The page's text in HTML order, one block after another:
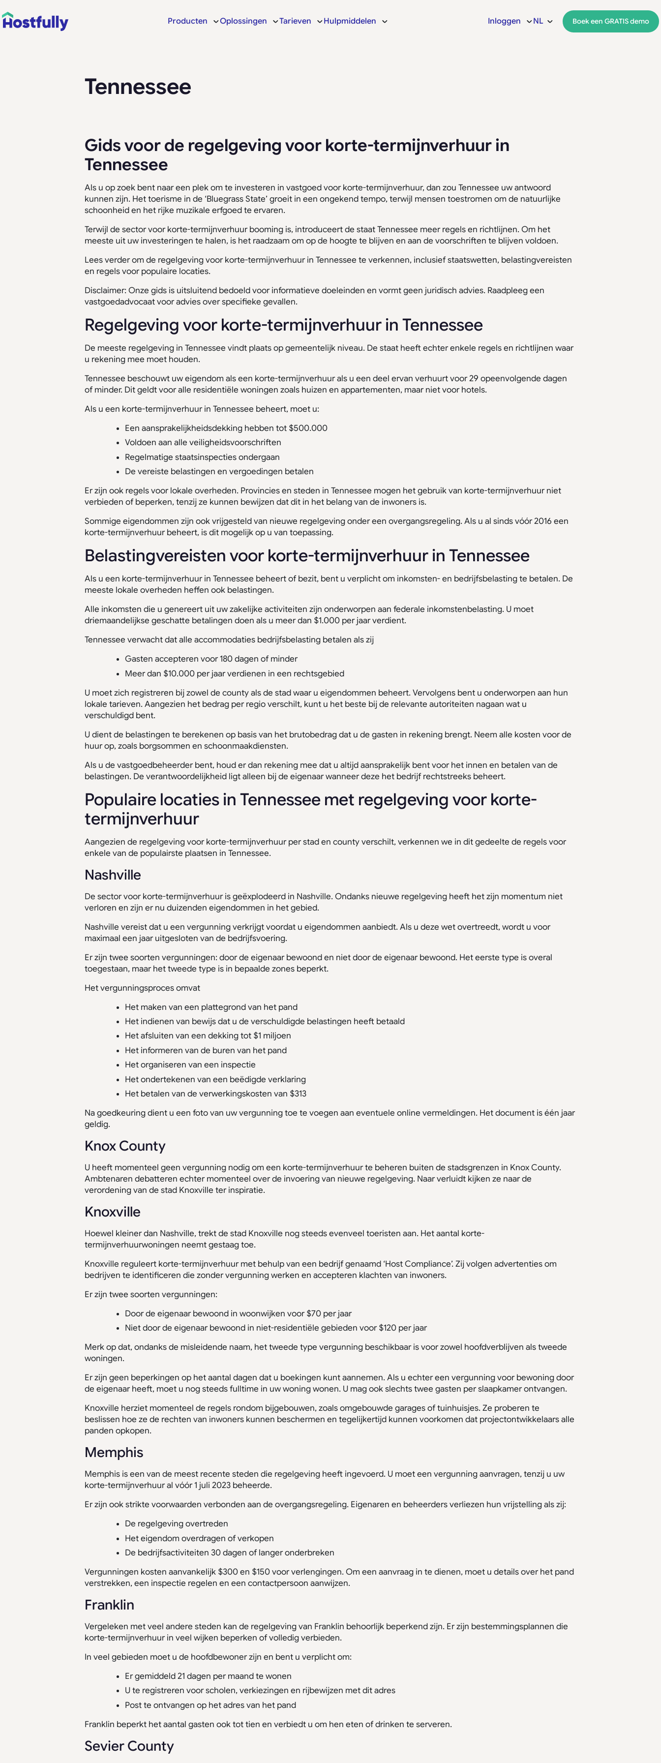
Producten Oplossingen Tarieven Hulpmiddelen Inloggen NL Boek een GRATIS demo
Tennessee
Gids voor de regelgeving voor korte-termijnverhuur in
Tennessee
Als u op zoek bent naar een plek om te investeren in vastgoed voor korte-termijnverhuur, dan zou Tennessee uw antwoord
kunnen zijn. Het toerisme in de ‘Bluegrass State’ groeit in een ongekend tempo, terwijl mensen toestromen om de natuurlijke
schoonheid en het rijke muzikale erfgoed te ervaren.
Terwijl de sector voor korte-termijnverhuur booming is, introduceert de staat Tennessee meer regels en richtlijnen. Om het
meeste uit uw investeringen te halen, is het raadzaam om op de hoogte te blijven en aan de voorschriften te blijven voldoen.
Lees verder om de regelgeving voor korte-termijnverhuur in Tennessee te verkennen, inclusief staatswetten, belastingvereisten
en regels voor populaire locaties.
Disclaimer: Onze gids is uitsluitend bedoeld voor informatieve doeleinden en vormt geen juridisch advies. Raadpleeg een
vastgoedadvocaat voor advies over specifieke gevallen.
Regelgeving voor korte-termijnverhuur in Tennessee
De meeste regelgeving in Tennessee vindt plaats op gemeentelijk niveau. De staat heeft echter enkele regels en richtlijnen waar
u rekening mee moet houden.
Tennessee beschouwt uw eigendom als een korte-termijnverhuur als u een deel ervan verhuurt voor 29 opeenvolgende dagen
of minder. Dit geldt voor alle residentiële woningen zoals huizen en appartementen, maar niet voor hotels.
Als u een korte-termijnverhuur in Tennessee beheert, moet u:
Een aansprakelijkheidsdekking hebben tot $500.000
Voldoen aan alle veiligheidsvoorschriften
Regelmatige staatsinspecties ondergaan
De vereiste belastingen en vergoedingen betalen
Er zijn ook regels voor lokale overheden. Provincies en steden in Tennessee mogen het gebruik van korte-termijnverhuur niet
verbieden of beperken, tenzij ze kunnen bewijzen dat dit in het belang van de inwoners is.
Sommige eigendommen zijn ook vrijgesteld van nieuwe regelgeving onder een overgangsregeling. Als u al sinds vóór 2016 een
korte-termijnverhuur beheert, is dit mogelijk op u van toepassing.
Belastingvereisten voor korte-termijnverhuur in Tennessee
Als u een korte-termijnverhuur in Tennessee beheert of bezit, bent u verplicht om inkomsten- en bedrijfsbelasting te betalen. De
meeste lokale overheden heffen ook belastingen.
Alle inkomsten die u genereert uit uw zakelijke activiteiten zijn onderworpen aan federale inkomstenbelasting. U moet
driemaandelijkse geschatte betalingen doen als u meer dan $1.000 per jaar verdient.
Tennessee verwacht dat alle accommodaties bedrijfsbelasting betalen als zij
Gasten accepteren voor 180 dagen of minder
Meer dan $10.000 per jaar verdienen in een rechtsgebied
U moet zich registreren bij zowel de county als de stad waar u eigendommen beheert. Vervolgens bent u onderworpen aan hun
lokale tarieven. Aangezien het bedrag per regio verschilt, kunt u het beste bij de relevante autoriteiten nagaan wat u
verschuldigd bent.
U dient de belastingen te berekenen op basis van het brutobedrag dat u de gasten in rekening brengt. Neem alle kosten voor de
huur op, zoals borgsommen en schoonmaakdiensten.
Als u de vastgoedbeheerder bent, houd er dan rekening mee dat u altijd aansprakelijk bent voor het innen en betalen van de
belastingen. De verantwoordelijkheid ligt alleen bij de eigenaar wanneer deze het bedrijf rechtstreeks beheert.
Populaire locaties in Tennessee met regelgeving voor korte-
termijnverhuur
Aangezien de regelgeving voor korte-termijnverhuur per stad en county verschilt, verkennen we in dit gedeelte de regels voor
enkele van de populairste plaatsen in Tennessee.
Nashville
De sector voor korte-termijnverhuur is geëxplodeerd in Nashville. Ondanks nieuwe regelgeving heeft het zijn momentum niet
verloren en zijn er nu duizenden eigendommen in het gebied.
Nashville vereist dat u een vergunning verkrijgt voordat u eigendommen aanbiedt. Als u deze wet overtreedt, wordt u voor
maximaal een jaar uitgesloten van de bedrijfsvoering.
Er zijn twee soorten vergunningen: door de eigenaar bewoond en niet door de eigenaar bewoond. Het eerste type is overal
toegestaan, maar het tweede type is in bepaalde zones beperkt.
Het vergunningsproces omvat
Het maken van een plattegrond van het pand
Het indienen van bewijs dat u de verschuldigde belastingen heeft betaald
Het afsluiten van een dekking tot $1 miljoen
Het informeren van de buren van het pand
Het organiseren van een inspectie
Het ondertekenen van een beëdigde verklaring
Het betalen van de verwerkingskosten van $313
Na goedkeuring dient u een foto van uw vergunning toe te voegen aan eventuele online vermeldingen. Het document is één jaar
geldig.
Knox County
U heeft momenteel geen vergunning nodig om een korte-termijnverhuur te beheren buiten de stadsgrenzen in Knox County.
Ambtenaren debatteren echter momenteel over de invoering van nieuwe regelgeving. Naar verluidt kijken ze naar de
verordening van de stad Knoxville ter inspiratie.
Knoxville
Hoewel kleiner dan Nashville, trekt de stad Knoxville nog steeds evenveel toeristen aan. Het aantal korte-
termijnverhuurwoningen neemt gestaag toe.
Knoxville reguleert korte-termijnverhuur met behulp van een bedrijf genaamd ‘Host Compliance’. Zij volgen advertenties om
bedrijven te identificeren die zonder vergunning werken en accepteren klachten van inwoners.
Er zijn twee soorten vergunningen:
Door de eigenaar bewoond in woonwijken voor $70 per jaar
Niet door de eigenaar bewoond in niet-residentiële gebieden voor $120 per jaar
Merk op dat, ondanks de misleidende naam, het tweede type vergunning beschikbaar is voor zowel hoofdverblijven als tweede
woningen.
Er zijn geen beperkingen op het aantal dagen dat u boekingen kunt aannemen. Als u echter een vergunning voor bewoning door
de eigenaar heeft, moet u nog steeds fulltime in uw woning wonen. U mag ook slechts twee gasten per slaapkamer ontvangen.
Knoxville herziet momenteel de regels rondom bijgebouwen, zoals omgebouwde garages of tuinhuisjes. Ze proberen te
beslissen hoe ze de rechten van inwoners kunnen beschermen en tegelijkertijd kunnen voorkomen dat projectontwikkelaars alle
panden opkopen.
Memphis
Memphis is een van de meest recente steden die regelgeving heeft ingevoerd. U moet een vergunning aanvragen, tenzij u uw
korte-termijnverhuur al vóór 1 juli 2023 beheerde.
Er zijn ook strikte voorwaarden verbonden aan de overgangsregeling. Eigenaren en beheerders verliezen hun vrijstelling als zij:
De regelgeving overtreden
Het eigendom overdragen of verkopen
De bedrijfsactiviteiten 30 dagen of langer onderbreken
Vergunningen kosten aanvankelijk $300 en $150 voor verlengingen. Om een aanvraag in te dienen, moet u details over het pand
verstrekken, een inspectie regelen en een contactpersoon aanwijzen.
Franklin
Vergeleken met veel andere steden kan de regelgeving van Franklin behoorlijk beperkend zijn. Er zijn bestemmingsplannen die
korte-termijnverhuur in veel wijken beperken of volledig verbieden.
In veel gebieden moet u de hoofdbewoner zijn en bent u verplicht om:
Er gemiddeld 21 dagen per maand te wonen
U te registreren voor scholen, verkiezingen en rijbewijzen met dit adres
Post te ontvangen op het adres van het pand
Franklin beperkt het aantal gasten ook tot tien en verbiedt u om hen eten of drinken te serveren.
Sevier County